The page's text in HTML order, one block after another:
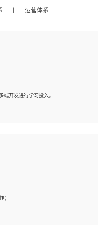
运营体系
开发进行学习投入。
发；
；